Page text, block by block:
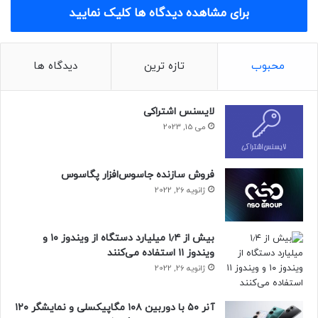
آیا گوشی‌ های اندرویدی ارزان‌ قیمت ارزش خرید دارند؟
musicMagpie داده‌های جالب دیگری را هم منتشر کرده است که
نشان می‌دهد مصرف‌کنندگان چگونه گوشی‌هایشان را ارتقا
تعویض دستگاه نیز کمتر خواهد شد.
مدیرعامل این شرکت استدلال کرده است که تعویض گوشی‌های
قدیمی با گوشی‌های جدیدتر بهترین روش برای کم‌کردن ضرر خرید
فروش گوشی‌های قدیمی‌شان را به‌تعویق می‌اندازند؛ زیرا اعتقاد
دارند ارزششان با گذشت زمان افزایش خواهد یافت؛ دیدگاهی که
به‌نظر نمی‌رسد واقعیت داشته باشد.
طبق گزارش اشاره‌شده، پس از ۶ ماه استفاده، ارزش گوشی‌های
برای مشاهده دیدگاه ها کلیک نمایید
محبوب تازه ترین دیدگاه ها
لایسنس اشتراکی
می 15, 2023
فروش سازنده جاسوس‌افزار پگاسوس
ژانویه 26, 2022
بیش از ۱٫۴ میلیارد دستگاه از ویندوز ۱۰ و
ویندوز ۱۱ استفاده می‌کنند
ژانویه 26, 2022
آنر ۵۰ با دوربین ۱۰۸ مگاپیکسلی و نمایشگر ۱۲۰